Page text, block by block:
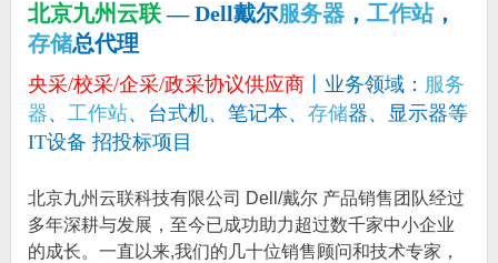
北京九州云联— Dell戴尔服务器， 工作站，
存储总代理
央采/校采/企采/政采协议供应商丨业务领域： 服务
器、 工作站、台式机、笔记本、 存储器、显示器等
IT设备 招投标项目
北京九州云联科技有限公司 Dell/戴尔 产品销售团队经过
多年深耕与发展，至今已成功助力超过数千家中小企业
的成长。一直以来,我们的几十位销售顾问和技术专家，